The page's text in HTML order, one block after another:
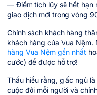
— Điểm tích lũy sẽ hết hạn
giao dịch mới trong vòng
Chính sách khách hàng
khách hàng của Vua Nệm.
hàng Vua Nệm gần nhất
cước) để được hỗ trợ!
Thấu hiểu rằng, giấc ngủ
cuộc đời mỗi người và